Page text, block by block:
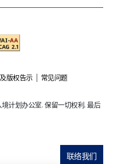
联络我们
版权告示 常见问题
计划办公室. 保留一切权利. 最后